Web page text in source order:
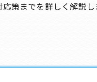
策までを詳しく解説し